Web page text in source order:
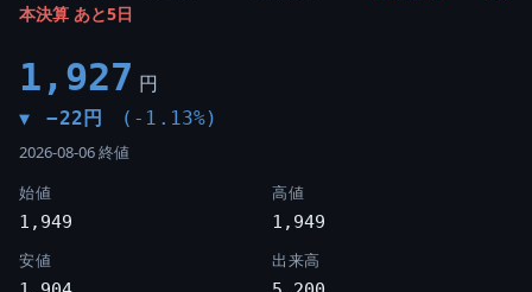
本決算 あと5日
1,927 円
▼ −22円 (-1.13%)
2026-08-06 終値
始値
1,949
高値
1,949
安値
出来高